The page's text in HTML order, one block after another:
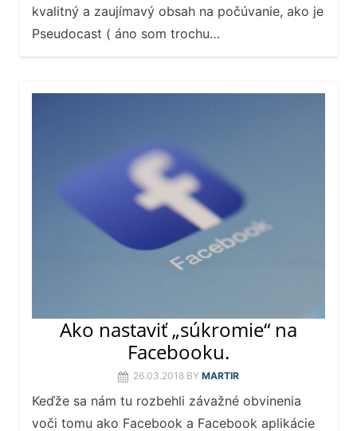
kvalitný a zaujímavý obsah na počúvanie, ako je
Pseudocast ( áno som trochu…
Ako nastaviť „súkromie“ na
Facebooku.
26.03.2018 BY MARTIR
Keďže sa nám tu rozbehli závažné obvinenia
voči tomu ako Facebook a Facebook aplikácie